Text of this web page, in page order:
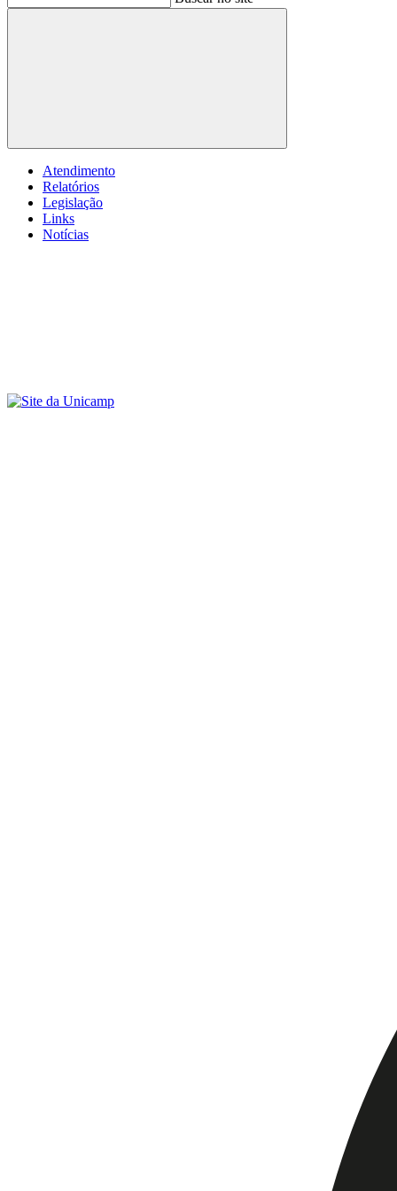
Buscar
Atendimento
Relatórios
Legislação
Links
Notícias